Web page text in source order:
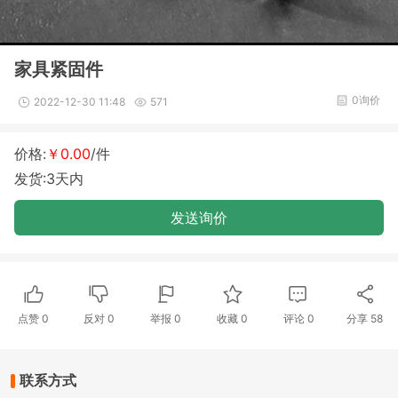
家具紧固件
2022-12-30 11:48 571 0询价
价格: ￥0.00/件
发货:3天内
发送询价
点赞 0 反对0 举报 0 收藏 0 评论 0 分享 58
联系方式